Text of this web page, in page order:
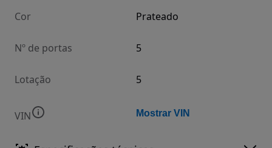
Cor Prateado
Nº de portas 5
Lotação 5
VIN Mostrar VIN